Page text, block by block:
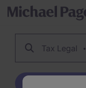
Tax Legal